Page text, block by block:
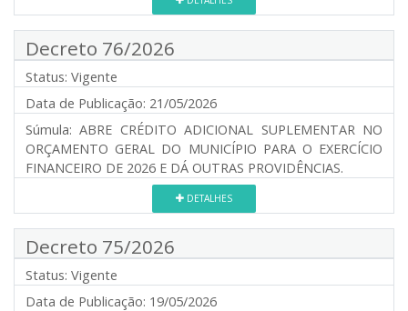
Decreto 76/2026
Status: Vigente
Data de Publicação: 21/05/2026
Súmula: ABRE CRÉDITO ADICIONAL SUPLEMENTAR NO
ORÇAMENTO GERAL DO MUNICÍPIO PARA O EXERCÍCIO
FINANCEIRO DE 2026 E DÁ OUTRAS PROVIDÊNCIAS.
DETALHES
Decreto 75/2026
Status: Vigente
Data de Publicação: 19/05/2026